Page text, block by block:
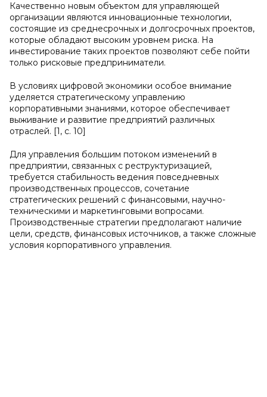
Качественно новым объектом для управляющей
организации являются инновационные технологии,
состоящие из среднесрочных и долгосрочных проектов,
которые обладают высоким уровнем риска. На
инвестирование таких проектов позволяют себе пойти
только рисковые предприниматели.
В условиях цифровой экономики особое внимание
уделяется стратегическому управлению
корпоративными знаниями, которое обеспечивает
выживание и развитие предприятий различных
отраслей. [1, с. 10]
Для управления большим потоком изменений в
предприятии, связанных с реструктуризацией,
требуется стабильность ведения повседневных
производственных процессов, сочетание
стратегических решений с финансовыми, научно-
техническими и маркетинговыми вопросами.
Производственные стратегии предполагают наличие
цели, средств, финансовых источников, а также сложные
условия корпоративного управления.